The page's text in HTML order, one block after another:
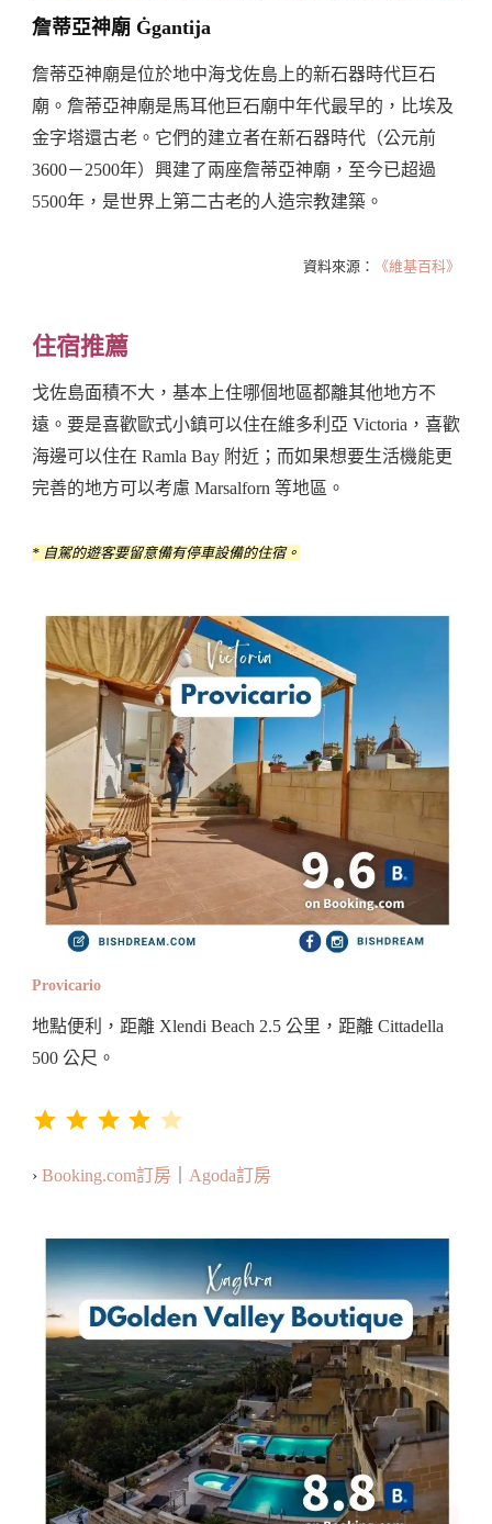
詹蒂亞神廟 Ġgantija
詹蒂亞神廟是位於地中海戈佐島上的新石器時代巨石
廟。詹蒂亞神廟是馬耳他巨石廟中年代最早的，比埃及
金字塔還古老。它們的建立者在新石器時代（公元前
3600－2500年）興建了兩座詹蒂亞神廟，至今已超過
5500年，是世界上第二古老的人造宗教建築。
資料來源： 《維基百科》
住宿推薦
戈佐島面積不大，基本上住哪個地區都離其他地方不
遠。要是喜歡歐式小鎮可以住在維多利亞 Victoria，喜歡
海邊可以住在 Ramla Bay 附近；而如果想要生活機能更
完善的地方可以考慮 Marsalforn 等地區。
* 自駕的遊客要留意備有停車設備的住宿。
Provicario
地點便利，距離 Xlendi Beach 2.5 公里，距離 Cittadella
500 公尺。
› Booking.com訂房 Agoda訂房